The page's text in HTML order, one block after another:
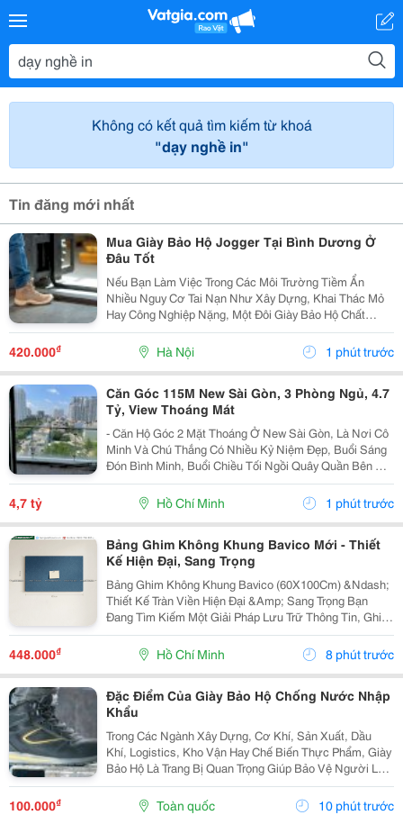
Không có kết quả tìm kiếm từ khoá
"dạy nghề in"
Tin đăng mới nhất
Mua Giày Bảo Hộ Jogger Tại Bình Dương Ở
Đâu Tốt
Nếu Bạn Làm Việc Trong Các Môi Trường Tiềm Ẩn
Nhiều Nguy Cơ Tai Nạn Như Xây Dựng, Khai Thác Mỏ
Hay Công Nghiệp Nặng, Một Đôi Giày Bảo Hộ Chất
Lượng Là Trang Bị Không Thể Thiếu Để Bảo Vệ Đôi
Chân. Safety Jogger Là Thương Hiệu Giày Bảo Hộ Nổi
Tiếng Với...
420.000₫ Hà Nội 1 phút trước
Căn Góc 115M New Sài Gòn, 3 Phòng Ngủ, 4.7
Tỷ, View Thoáng Mát
- Căn Hộ Góc 2 Mặt Thoáng Ở New Sài Gòn, Là Nơi Cô
Minh Và Chú Thắng Có Nhiều Kỷ Niệm Đẹp, Buổi Sáng
Đón Bình Minh, Buổi Chiều Tối Ngồi Quây Quần Bên Gia
Đình. Nay Chuẩn Bị Sang Ở Căn Biệt Thự Nên Đành
Gửi Gắm Căn Hộ Này Lại Với Giá 4.7 Tỷ - Căn Hộ...
4,7 tỷ Hồ Chí Minh 1 phút trước
Bảng Ghim Không Khung Bavico Mới - Thiết
Kế Hiện Đại, Sang Trọng
Bảng Ghim Không Khung Bavico (60X100Cm) &Ndash;
Thiết Kế Tràn Viền Hiện Đại &Amp; Sang Trọng Bạn
Đang Tìm Kiếm Một Giải Pháp Lưu Trữ Thông Tin, Ghi
Chú Công Việc Vừa Tiện Lợi Vừa Nâng Tầm Thẩm Mỹ
Cho Không Gian Sống Và Làm Việc? Bảng Ghim
Không...
448.000₫ Hồ Chí Minh 8 phút trước
Đặc Điểm Của Giày Bảo Hộ Chống Nước Nhập
Khẩu
Trong Các Ngành Xây Dựng, Cơ Khí, Sản Xuất, Dầu
Khí, Logistics, Kho Vận Hay Chế Biến Thực Phẩm, Giày
Bảo Hộ Là Trang Bị Quan Trọng Giúp Bảo Vệ Người Lao
Động Trước Những Nguy Cơ Tiềm Ẩn Trong Môi Trường
Làm Việc. Đối Với Những Công Việc Thường Xuyên...
100.000₫ Toàn quốc 10 phút trước